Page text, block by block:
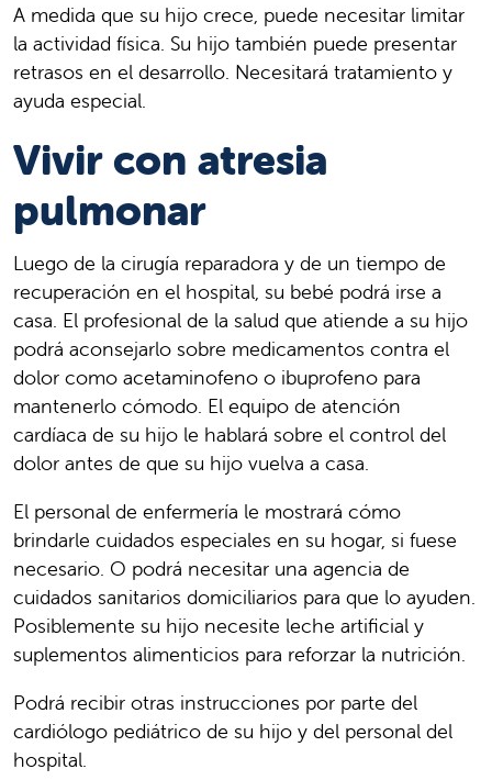
A medida que su hijo crece, puede necesitar limitar
la actividad física. Su hijo también puede presentar
retrasos en el desarrollo. Necesitará tratamiento y
ayuda especial.
Vivir con atresia
pulmonar
Luego de la cirugía reparadora y de un tiempo de
recuperación en el hospital, su bebé podrá irse a
casa. El profesional de la salud que atiende a su hijo
podrá aconsejarlo sobre medicamentos contra el
dolor como acetaminofeno o ibuprofeno para
mantenerlo cómodo. El equipo de atención
cardíaca de su hijo le hablará sobre el control del
dolor antes de que su hijo vuelva a casa.
El personal de enfermería le mostrará cómo
brindarle cuidados especiales en su hogar, si fuese
necesario. O podrá necesitar una agencia de
cuidados sanitarios domiciliarios para que lo ayuden.
Posiblemente su hijo necesite leche artificial y
suplementos alimenticios para reforzar la nutrición.
Podrá recibir otras instrucciones por parte del
cardiólogo pediátrico de su hijo y del personal del
hospital.